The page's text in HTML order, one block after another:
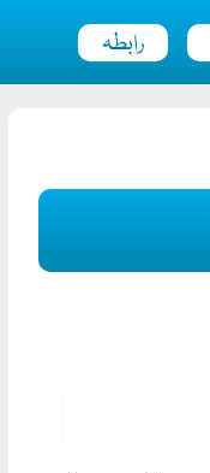
رابطہ